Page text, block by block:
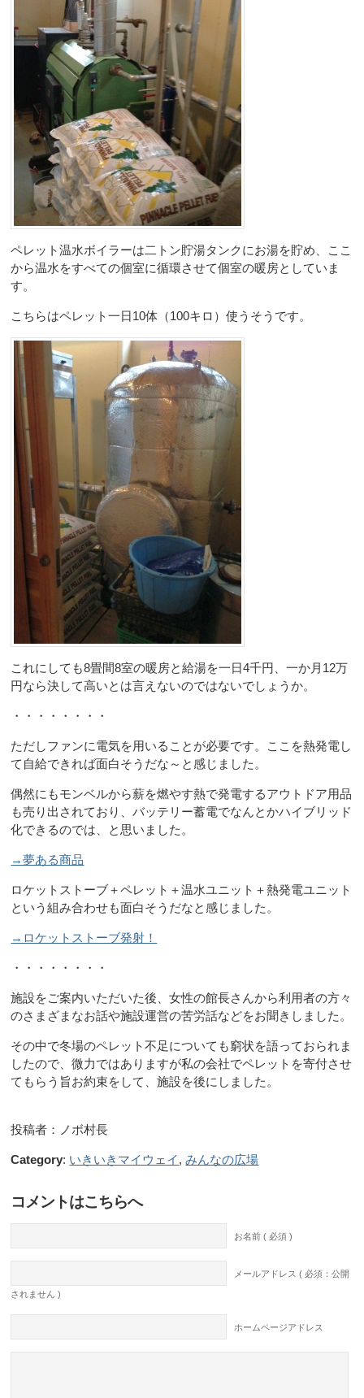
ペレット温水ボイラーは二トン貯湯タンクにお湯を貯め、ここ
から温水をすべての個室に循環させて個室の暖房としていま
す。
こちらはペレット一日10体（100キロ）使うそうです。
これにしても8畳間8室の暖房と給湯を一日4千円、一か月12万
円なら決して高いとは言えないのではないでしょうか。
・・・・・・・・
ただしファンに電気を用いることが必要です。ここを熱発電し
て自給できれば面白そうだな～と感じました。
偶然にもモンベルから薪を燃やす熱で発電するアウトドア用品
も売り出されており、バッテリー蓄電でなんとかハイブリッド
化できるのでは、と思いました。
→夢ある商品
ロケットストーブ＋ペレット＋温水ユニット＋熱発電ユニット
という組み合わせも面白そうだなと感じました。
→ロケットストーブ発射！
・・・・・・・・
施設をご案内いただいた後、女性の館長さんから利用者の方々
のさまざまなお話や施設運営の苦労話などをお聞きしました。
その中で冬場のペレット不足についても窮状を語っておられま
したので、微力ではありますが私の会社でペレットを寄付させ
てもらう旨お約束をして、施設を後にしました。
投稿者：ノボ村長
Category: いきいきマイウェイ,みんなの広場
コメントはこちらへ
お名前 ( 必須 )
メールアドレス ( 必須：公開
されません )
ホームページアドレス